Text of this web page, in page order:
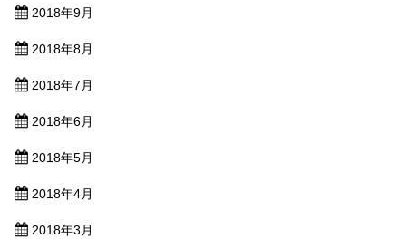
2018年9月
2018年8月
2018年7月
2018年6月
2018年5月
2018年4月
2018年3月